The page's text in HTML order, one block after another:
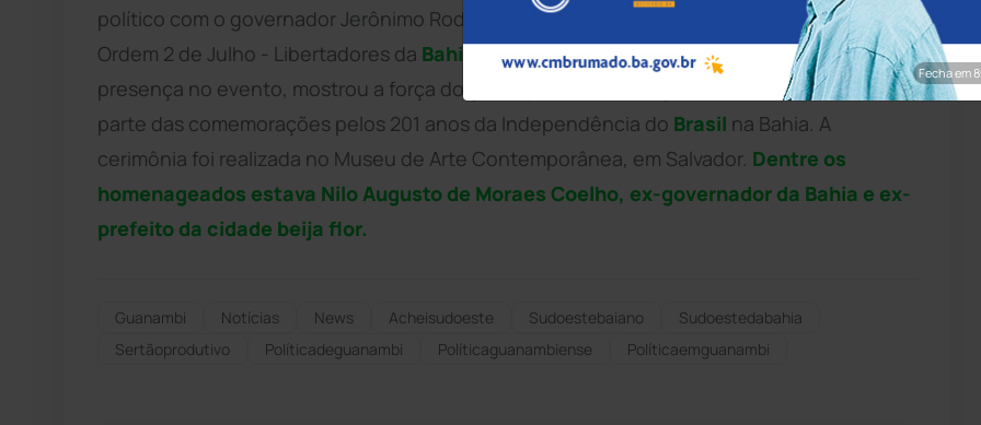
político com o governador Jerônimo Rodrigues (PT) durante a entrega da Medalha da
Ordem 2 de Julho - Libertadores da Bahianesta terça-feira (17). A dupla, além de marcar
presença no evento, mostrou a força do grupo político com o governador. A honraria faz
parte das comemorações pelos 201 anos da Independência do Brasil na Bahia. A
cerimônia foi realizada no Museu de Arte Contemporânea, em Salvador. Dentre os
homenageados estava Nilo Augusto de Moraes Coelho, ex-governador da Bahia e ex-
prefeito da cidade beija flor.
Guanambi Notícias News Acheisudoeste Sudoestebaiano
Sudoestedabahia
Sertãoprodutivo
Políticadeguanambi Políticaguanambiense Políticaemguanambi
Fecha em